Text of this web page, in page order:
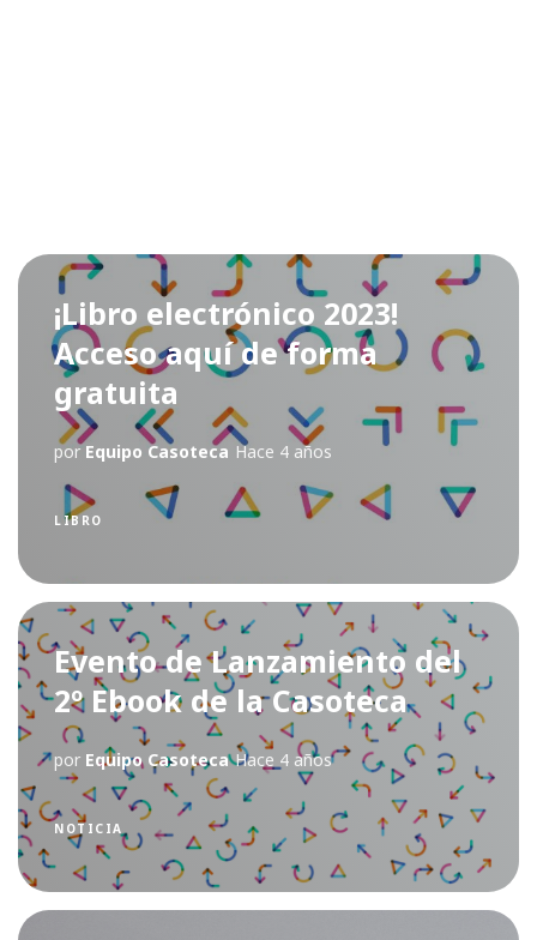
¡Libro electrónico 2023!
Acceso aquí de forma
gratuita
porEquipo Casoteca Hace 4 años
LIBRO
Evento de Lanzamiento del
2º Ebook de la Casoteca
por Equipo Casoteca Hace 4 años
NOTICIA